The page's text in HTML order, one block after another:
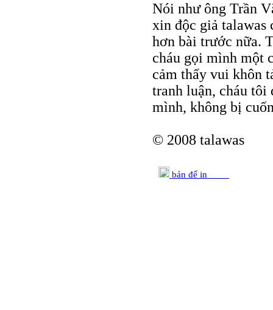
Nói như ông Trần
xin độc giả talawas
hơn bài trước nữa.
cháu gọi mình một
cảm thấy vui khôn
tranh luận, cháu
mình, không bị
© 2008 talawas
bản để in